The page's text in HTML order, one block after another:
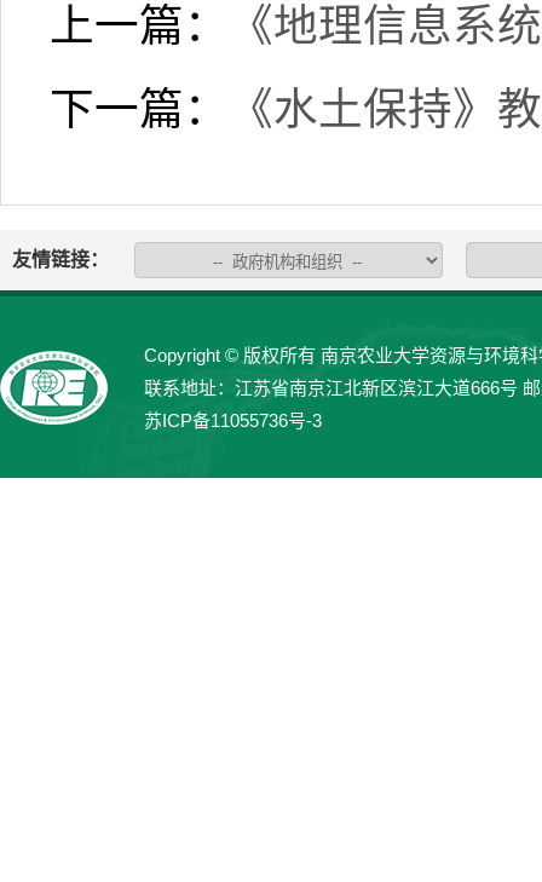
上一篇：
《地理信息系
下一篇：
《水土保持》
友情链接：
Copyright © 版权所有 南京农业大学资源与环境
联系地址：江苏省南京江北新区滨江大道666号
苏ICP备11055736号-3